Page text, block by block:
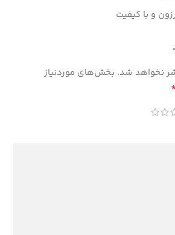
و با کیفیت
نخواهد شد. بخش‌های موردنیاز